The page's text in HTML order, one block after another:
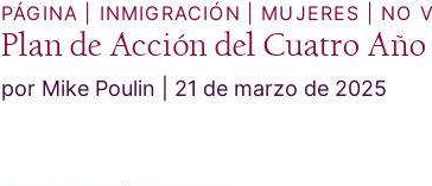
PÁGINA INMIGRACIÓN MUJERES NO
Plan de Acción del Cuatro Año
por Mike Poulin 21 de marzo de 2025